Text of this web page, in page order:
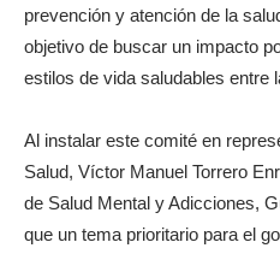
prevención y atención de la
objetivo de buscar un impacto
estilos de vida saludables entre
Al instalar este comité en
Salud, Víctor Manuel Torrero
de Salud Mental y Adicciones,
que un tema prioritario para el